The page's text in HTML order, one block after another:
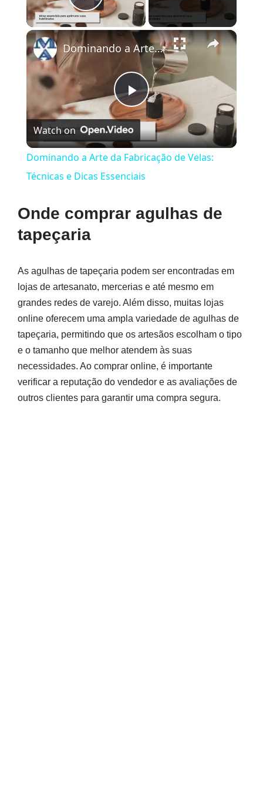
Play Video
×
Play
Video
Dominando a Arte da Fabricação de Velas: Técnicas e Dicas Essenciais
Watch on
Dominando a Arte da Fabricação de Velas:
Técnicas e Dicas Essenciais
Onde comprar agulhas de
tapeçaria
As agulhas de tapeçaria podem ser encontradas em
lojas de artesanato, mercerias e até mesmo em
grandes redes de varejo. Além disso, muitas lojas
online oferecem uma ampla variedade de agulhas de
tapeçaria, permitindo que os artesãos escolham o tipo
e o tamanho que melhor atendem às suas
necessidades. Ao comprar online, é importante
verificar a reputação do vendedor e as avaliações de
outros clientes para garantir uma compra segura.